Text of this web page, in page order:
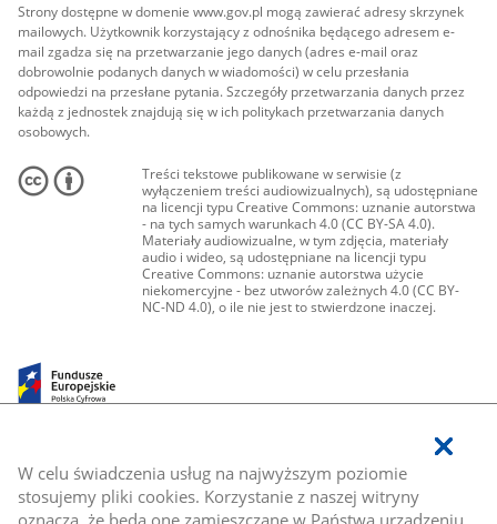
W celu świadczenia usług na najwyższym poziomie
stosujemy pliki cookies. Korzystanie z naszej witryny
oznacza, że będą one zamieszczane w Państwa urządzeniu.
Strony dostępne w domenie www.gov.pl mogą zawierać adresy skrzynek
mailowych. Użytkownik korzystający z odnośnika będącego adresem e-
mail zgadza się na przetwarzanie jego danych (adres e-mail oraz
dobrowolnie podanych danych w wiadomości) w celu przesłania
odpowiedzi na przesłane pytania. Szczegóły przetwarzania danych przez
każdą z jednostek znajdują się w ich politykach przetwarzania danych
osobowych.
Treści tekstowe publikowane w serwisie (z
wyłączeniem treści audiowizualnych), są udostępniane
na licencji typu Creative Commons: uznanie autorstwa
- na tych samych warunkach 4.0 (CC BY-SA 4.0).
Materiały audiowizualne, w tym zdjęcia, materiały
audio i wideo, są udostępniane na licencji typu
Creative Commons: uznanie autorstwa użycie
niekomercyjne - bez utworów zależnych 4.0 (CC BY-
NC-ND 4.0), o ile nie jest to stwierdzone inaczej.